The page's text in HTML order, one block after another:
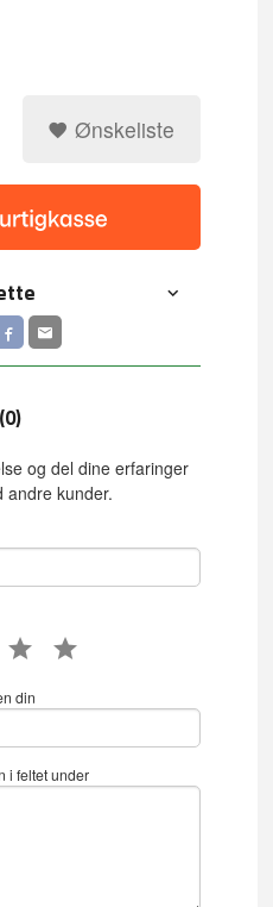
Ønskeliste
og del dine erfaringer
andre kunder.
4 star 5 star
din
i feltet under